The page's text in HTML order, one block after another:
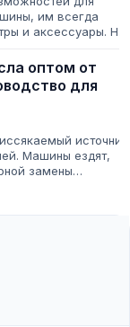
им всегда
и аксессуары. Но
оптом от
для
источник
Машины ездят,
замены